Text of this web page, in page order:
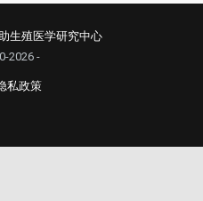
2026 -
生殖医学研究中心
私政策